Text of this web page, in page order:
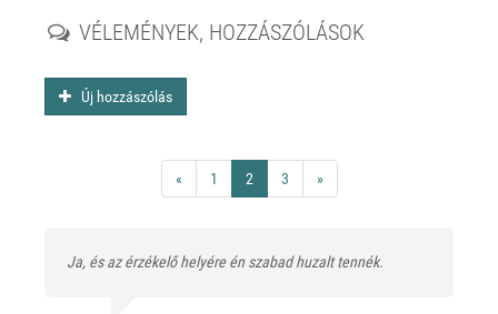
VÉLEMÉNYEK, HOZZÁSZÓLÁSOK
Új hozzászólás
« 1 2 3 »
Ja, és az érzékelő helyére én szabad huzalt tennék.